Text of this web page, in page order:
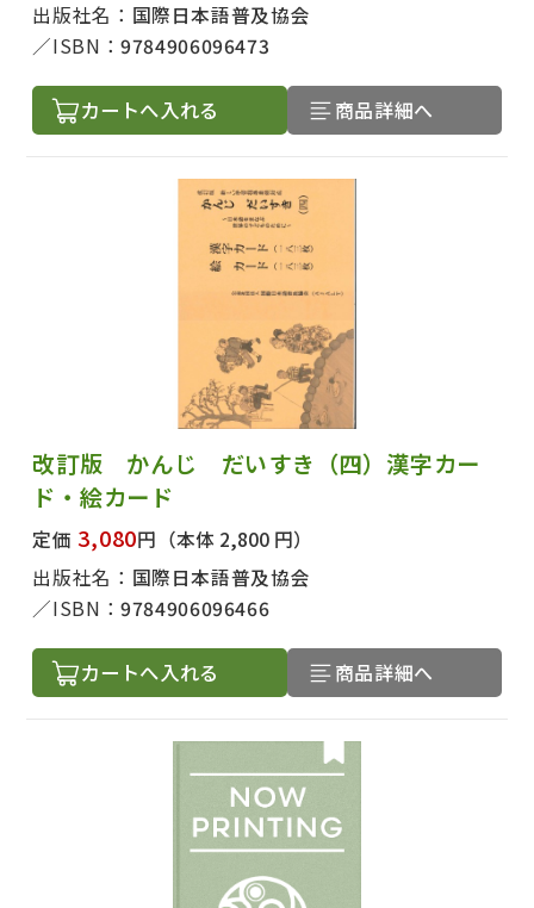
出版社名： 国際日本語普及協会
ISBN：9784906096473
カートへ入れる 商品詳細へ
改訂版 かんじ だいすき（四）漢字カー
ド・絵カード
定価 3,080円 （本体 2,800 円）
出版社名： 国際日本語普及協会
ISBN：9784906096466
カートへ入れる 商品詳細へ